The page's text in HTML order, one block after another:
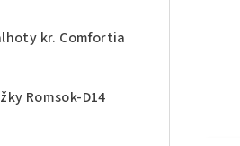
kr. Comfortia
Romsok-D14